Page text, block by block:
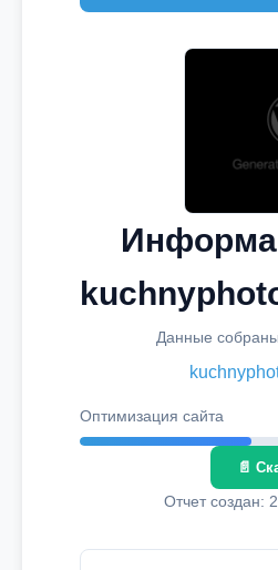
Данные
Оптимизация сайта
📄
Отчет создан: